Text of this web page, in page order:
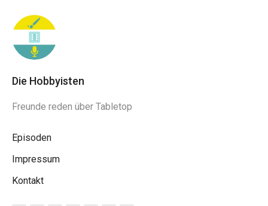
Die Hobbyisten
Freunde reden über Tabletop
Episoden
Impressum
Kontakt